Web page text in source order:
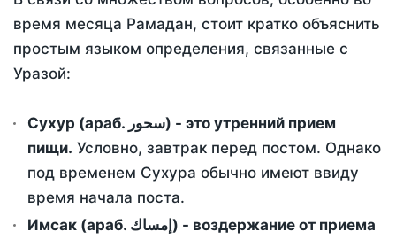
время месяца Рамадан, стоит кратко объяснить
простым языком определения, связанные с
Уразой:
Сухур (араб. سحور) - это утренний прием
пищи. Условно, завтрак перед постом. Однако
под временем Сухура обычно имеют ввиду
время начала поста.
Имсак (араб. إمساك) - воздержание от приема